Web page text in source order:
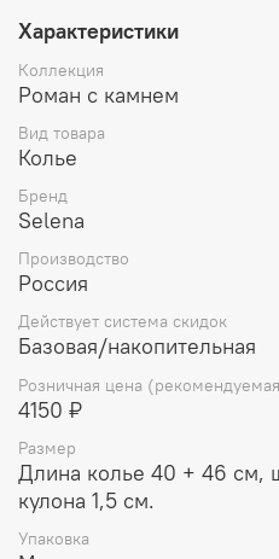
Характеристики
Коллекция
Роман с камнем
Вид товара
Колье
Бренд
Selena
Производство
Россия
Действует система скидок
Базовая/накопительная
Розничная цена
4150 ₽
Размер
Длина колье 40 + 46 см,
кулона 1,5 см.
Упаковка